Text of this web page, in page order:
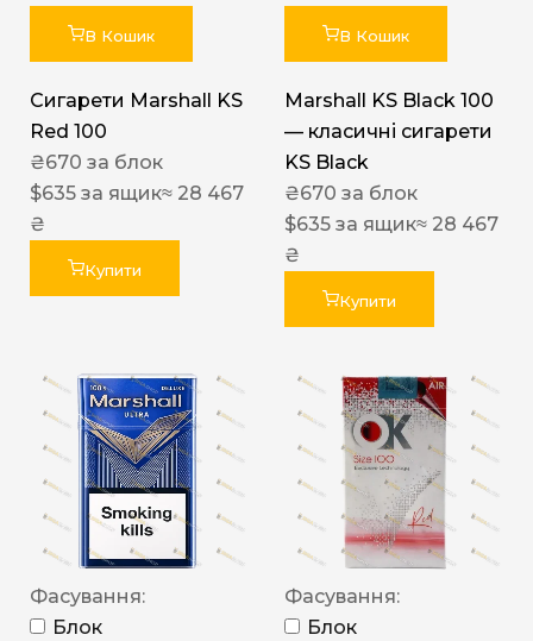
В Кошик
Сигарети Marshall KS
Red 100
₴670 за блок
$635 за ящик≈ 28 467
₴
Купити
В Кошик
Marshall KS Black 100
— класичні сигарети
KS Black
₴670 за блок
$635 за ящик≈ 28 467
₴
Купити
Фасування:
Блок
Фасування:
Блок